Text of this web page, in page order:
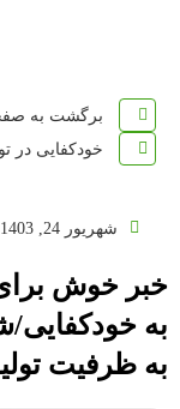
برگشت به
خودکفایی در
شهریور 24, 1403
خبر خوش
به
به ظرفیت